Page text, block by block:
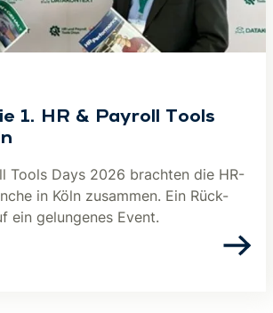
1. HR & Payroll Tools
Tools Days 2026 brachten die HR-
in Köln zusammen. Ein Rück-
ein gelungenes Event.